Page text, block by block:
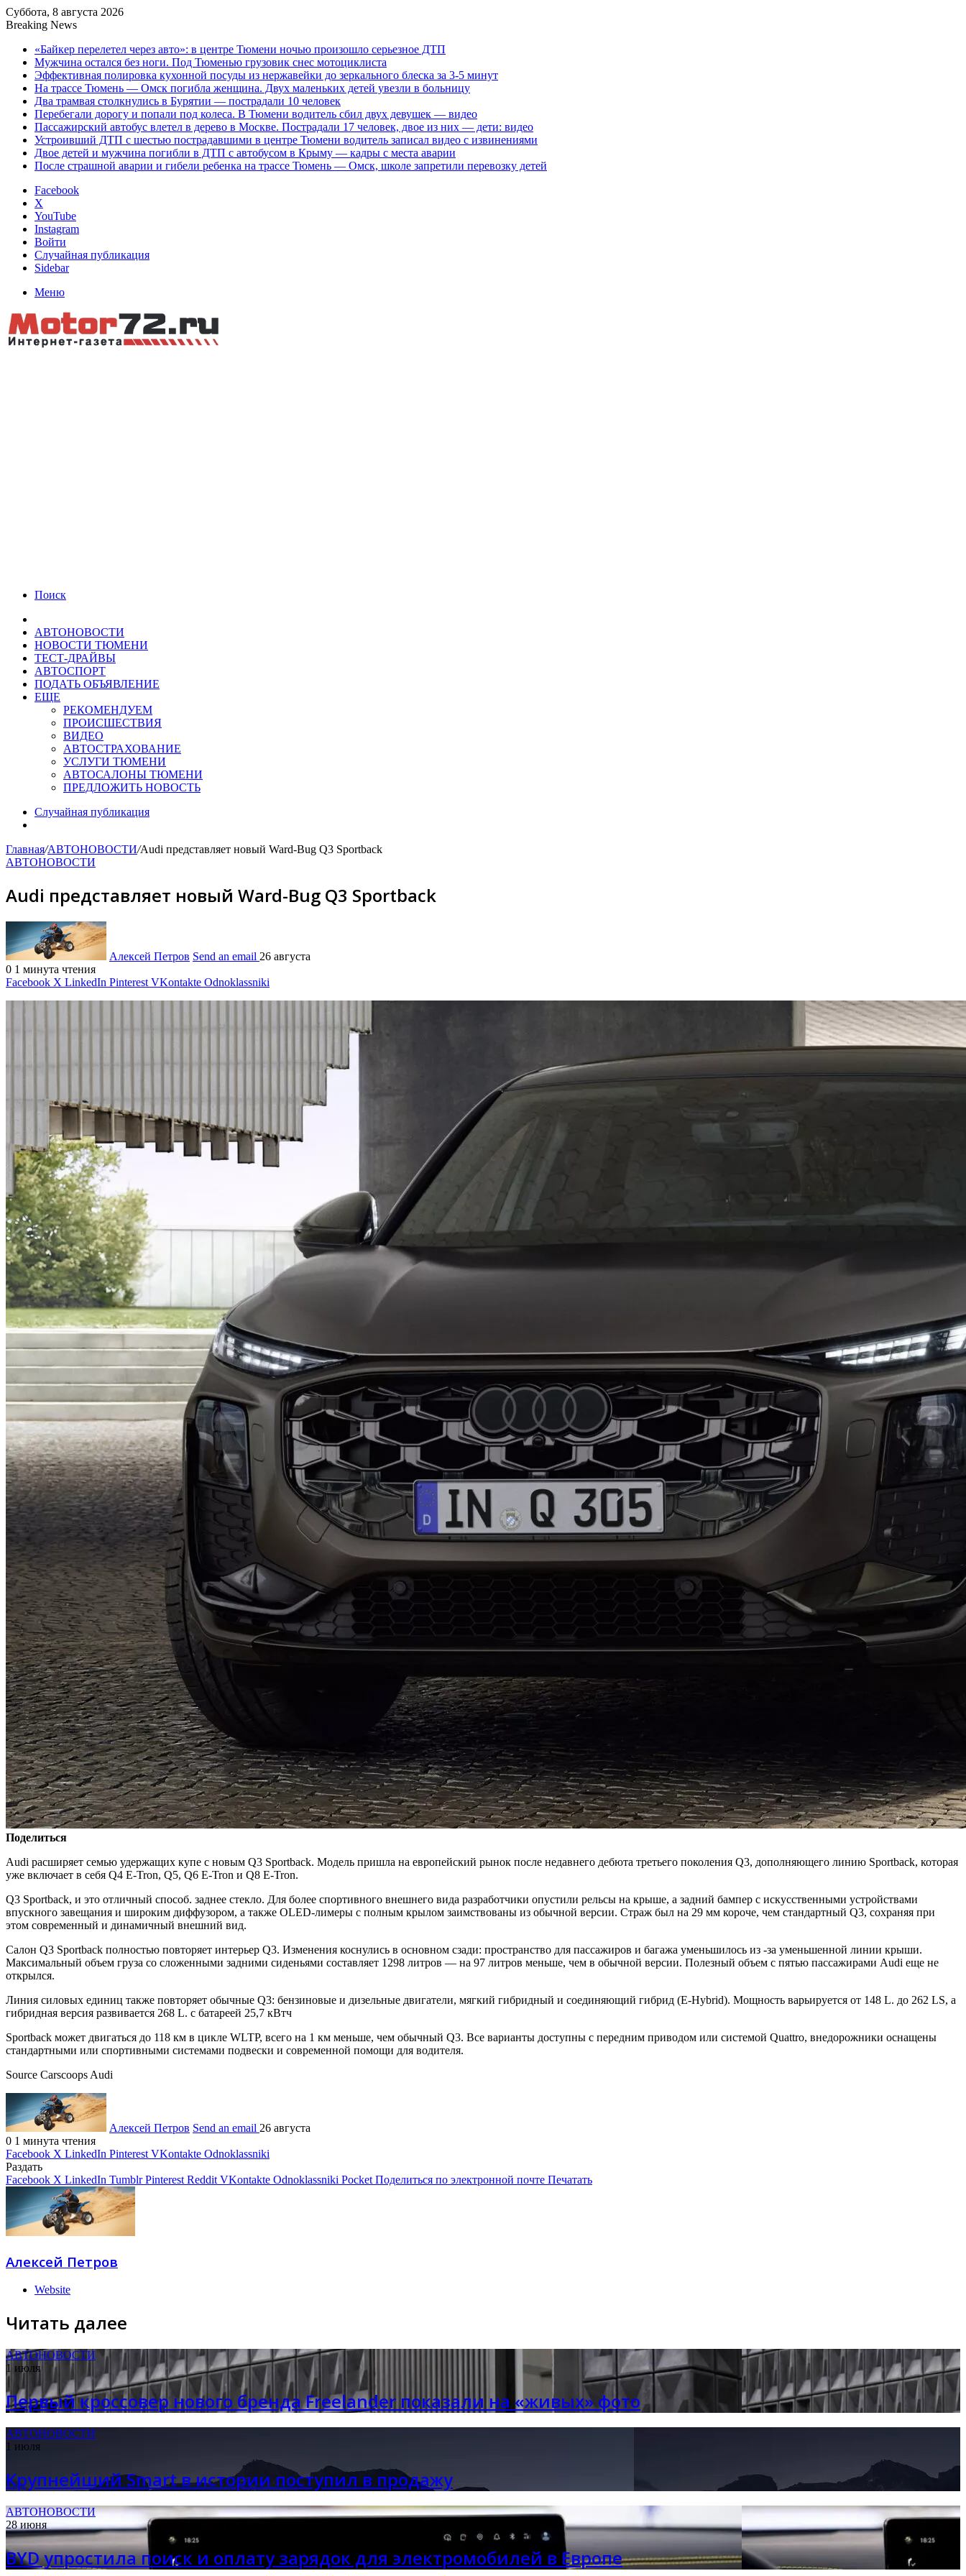
Суббота, 8 августа 2026
Breaking News
«Байкер перелетел через авто»: в центре Тюмени ночью произошло серьезное ДТП
Мужчина остался без ноги. Под Тюменью грузовик снес мотоциклиста
Эффективная полировка кухонной посуды из нержавейки до зеркального блеска за 3-5 минут
На трассе Тюмень — Омск погибла женщина. Двух маленьких детей увезли в больницу
Два трамвая столкнулись в Бурятии — пострадали 10 человек
Перебегали дорогу и попали под колеса. В Тюмени водитель сбил двух девушек — видео
Пассажирский автобус влетел в дерево в Москве. Пострадали 17 человек, двое из них — дети: видео
Устроивший ДТП с шестью пострадавшими в центре Тюмени водитель записал видео с извинениями
Двое детей и мужчина погибли в ДТП с автобусом в Крыму — кадры с места аварии
После страшной аварии и гибели ребенка на трассе Тюмень — Омск, школе запретили перевозку детей
Facebook
X
YouTube
Instagram
Войти
Случайная публикация
Sidebar
Меню
Поиск
АВТОНОВОСТИ
НОВОСТИ ТЮМЕНИ
ТЕСТ-ДРАЙВЫ
АВТОСПОРТ
ПОДАТЬ ОБЪЯВЛЕНИЕ
ЕЩЕ
РЕКОМЕНДУЕМ
ПРОИСШЕСТВИЯ
ВИДЕО
АВТОСТРАХОВАНИЕ
УСЛУГИ ТЮМЕНИ
АВТОСАЛОНЫ ТЮМЕНИ
ПРЕДЛОЖИТЬ НОВОСТЬ
Случайная публикация
Главная/АВТОНОВОСТИ/Audi представляет новый Ward-Bug Q3 Sportback
АВТОНОВОСТИ
Audi представляет новый Ward-Bug Q3 Sportback
Алексей Петров Send an email 26 августа
0 1 минута чтения
Facebook X LinkedIn Pinterest VKontakte Odnoklassniki
Поделиться
Audi расширяет семью удержащих купе с новым Q3 Sportback. Модель пришла на европейский рынок после недавнего дебюта третьего поколения Q3, дополняющего линию Sportback, которая
уже включает в себя Q4 E-Tron, Q5, Q6 E-Tron и Q8 E-Tron.
Q3 Sportback, и это отличный способ. заднее стекло. Для более спортивного внешнего вида разработчики опустили рельсы на крыше, а задний бампер с искусственными устройствами
впускного завещания и широким диффузором, а также OLED-лимеры с полным крылом заимствованы из обычной версии. Страж был на 29 мм короче, чем стандартный Q3, сохраняя при
этом современный и динамичный внешний вид.
Салон Q3 Sportback полностью повторяет интерьер Q3. Изменения коснулись в основном сзади: пространство для пассажиров и багажа уменьшилось из -за уменьшенной линии крыши.
Максимальный объем груза со сложенными задними сиденьями составляет 1298 литров — на 97 литров меньше, чем в обычной версии. Полезный объем с пятью пассажирами Audi еще не
открылся.
Линия силовых единиц также повторяет обычные Q3: бензиновые и дизельные двигатели, мягкий гибридный и соединяющий гибрид (E-Hybrid). Мощность варьируется от 148 L. до 262 LS, а
гибридная версия развивается 268 L. с батареей 25,7 кВтч
Sportback может двигаться до 118 км в цикле WLTP, всего на 1 км меньше, чем обычный Q3. Все варианты доступны с передним приводом или системой Quattro, внедорожники оснащены
стандартными или спортивными системами подвески и современной помощи для водителя.
Source Carscoops Audi
Алексей Петров Send an email 26 августа
0 1 минута чтения
Facebook X LinkedIn Pinterest VKontakte Odnoklassniki
Раздать
Facebook X LinkedIn Tumblr Pinterest Reddit VKontakte Odnoklassniki Pocket Поделиться по электронной почте Печатать
Алексей Петров
Website
Читать далее
АВТОНОВОСТИ
1 июля
Первый кроссовер нового бренда Freelander показали на «живых» фото
АВТОНОВОСТИ
1 июля
Крупнейший Smart в истории поступил в продажу
АВТОНОВОСТИ
28 июня
BYD упростила поиск и оплату зарядок для электромобилей в Европе